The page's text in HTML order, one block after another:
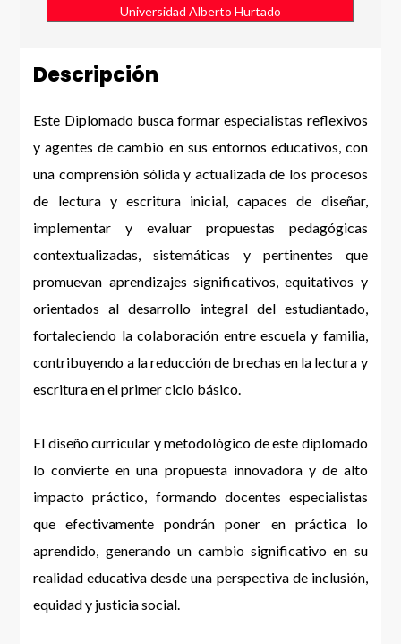
Universidad Alberto Hurtado
Descripción
Este Diplomado busca formar especialistas reflexivos
y agentes de cambio en sus entornos educativos, con
una comprensión sólida y actualizada de los procesos
de lectura y escritura inicial, capaces de diseñar,
implementar y evaluar propuestas pedagógicas
contextualizadas, sistemáticas y pertinentes que
promuevan aprendizajes significativos, equitativos y
orientados al desarrollo integral del estudiantado,
fortaleciendo la colaboración entre escuela y familia,
contribuyendo a la reducción de brechas en la lectura y
escritura en el primer ciclo básico.
El diseño curricular y metodológico de este diplomado
lo convierte en una propuesta innovadora y de alto
impacto práctico, formando docentes especialistas
que efectivamente pondrán poner en práctica lo
aprendido, generando un cambio significativo en su
realidad educativa desde una perspectiva de inclusión,
equidad y justicia social.